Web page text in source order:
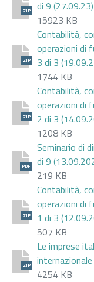
ZIP
di 9 (27.09.23)
15923 KB
ZIP
Contabilità,
operazioni di
3 di 3
1744 KB
ZIP
Contabilità,
operazioni di
2 di 3
1208 KB
PDF
Seminario di
di 9
219 KB
ZIP
Contabilità,
operazioni di
1 di 3
507 KB
ZIP
Le imprese
4254 KB